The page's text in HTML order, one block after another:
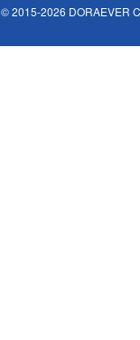
© 2015-2026 DORAEVER